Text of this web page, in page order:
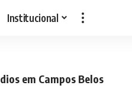
Institucional
em Campos Belos